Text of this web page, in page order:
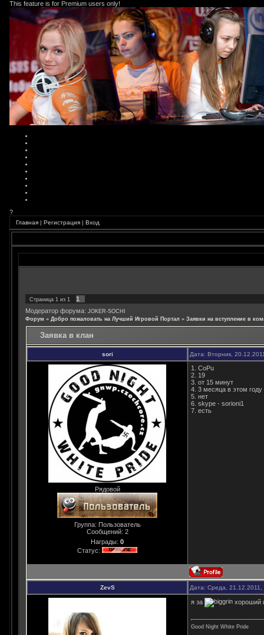
This feature is for Premium users only!
?
Главная | Регистрация | Вход
Страница 1 из 1
1
Модератор форума: JOKER-SOCHI
Форум » Добро пожаловать на Лучший Игровой Портал » Заявки на вступление в
Заявка в клан
sori Дата: Вторник,
Рядовой
Группа: Пользователь
Сообщений: 2
Награды: 0
Статус:
1. CoPu
2. 19
3. от 15 минут
4. 3 месяца в этом году
5. нет
6. skype - sorioni1
7. есть
ZevS Дата: Среда,
я за хороший
Good Night White Pride